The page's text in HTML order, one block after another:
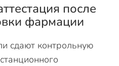
после
фармации
сдают контрольную